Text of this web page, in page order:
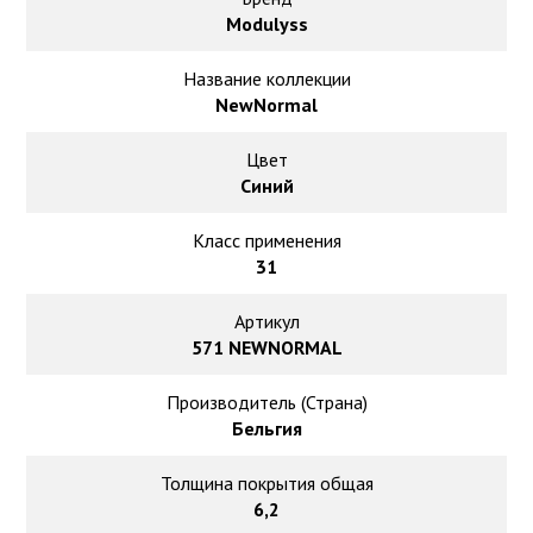
Ковролин оптом
Modulyss
Название коллекции
NewNormal
Цвет
Синий
Класс применения
31
Артикул
571 NEWNORMAL
Производитель (Страна)
Бельгия
Толщина покрытия общая
6,2